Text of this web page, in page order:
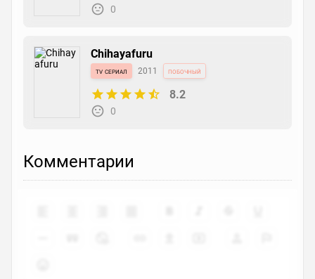
0
Chihayafuru
tv сериал 2011 побочный
8.2
0
Комментарии